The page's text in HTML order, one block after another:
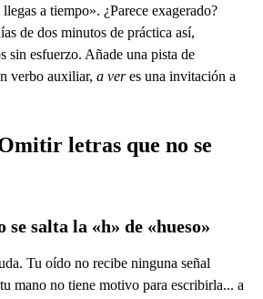
a tiempo». ¿Parece exagerado?
de dos minutos de práctica así,
sin esfuerzo. Añade una pista de
verbo auxiliar, a veres una invitación a
letras que no se
se salta la «h» de «hueso»
Tu oído no recibe ninguna señal
mano no tiene motivo para escribirla... a